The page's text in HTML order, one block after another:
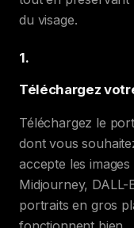
du visage.
1.
Téléchargez
Téléchargez le
dont vous
accepte les
Midjourney, DALL-
portraits en gros